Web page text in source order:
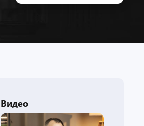
Видео